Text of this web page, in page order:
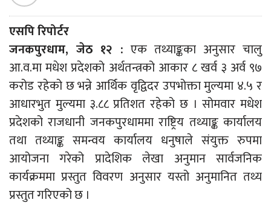
एसपि रिपोर्टर
जनकपुरधाम, जेठ १२ : एक तथ्याङ्कका अनुसार चालु
आ.व.मा मधेश प्रदेशको अर्थतन्त्रको आकार ८ खर्व ३ अर्व ९७
करोड रहेको छ भन्ने आर्थिक वृद्विदर उपभोक्ता मुल्यमा ४.५ र
आधारभुत मुल्यमा ३.८८ प्रतिशत रहेको छ । सोमवार मधेश
प्रदेशको राजधानी जनकपुरधाममा राष्ट्रिय तथ्याङ्क कार्यालय
तथा तथ्याङ्क समन्वय कार्यालय धनुषाले संयुक्त रुपमा
आयोजना गरेको प्रादेशिक लेखा अनुमान सार्वजनिक
कार्यक्रममा प्रस्तुत विवरण अनुसार यस्तो अनुमानित तथ्य
प्रस्तुत गरिएको छ ।